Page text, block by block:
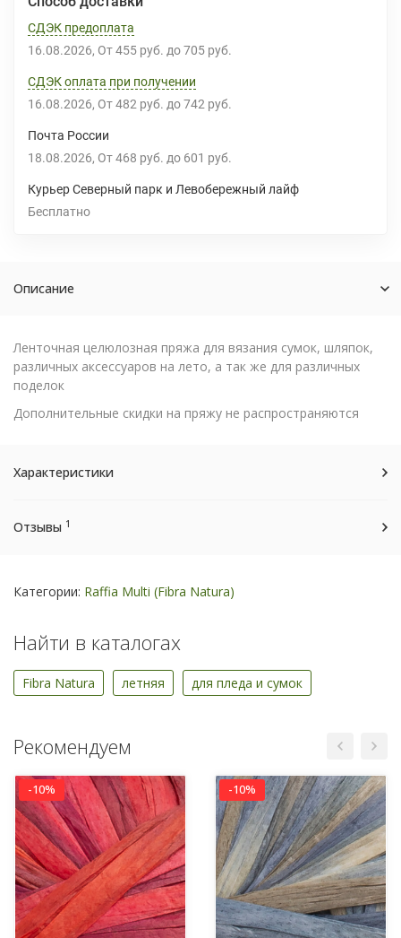
СДЭК предоплата
16.08.2026 От 455 руб. до 705 руб.
СДЭК оплата при получении
16.08.2026 От 482 руб. до 742 руб.
Почта России
18.08.2026 От 468 руб. до 601 руб.
Курьер Северный парк и Левобережный лайф
Бесплатно
Описание
Ленточная целюлозная пряжа для вязания сумок, шляпок,
различных аксессуаров на лето, а так же для различных
поделок
Дополнительные скидки на пряжу не распространяются
Характеристики
Отзывы 1
Категории: Raffia Multi (Fibra Natura)
Найти в каталогах
Fibra Natura летняя для пледа и сумок
Рекомендуем
-10% -10%